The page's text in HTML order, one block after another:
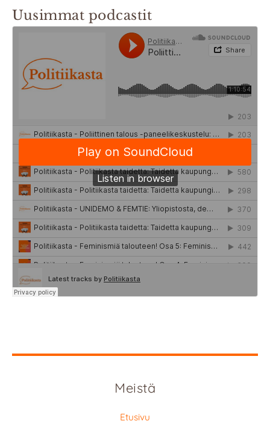
Uusimmat podcastit
Meistä
Etusivu